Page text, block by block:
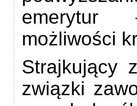
emerytur
możliwości
Strajkujący
związki